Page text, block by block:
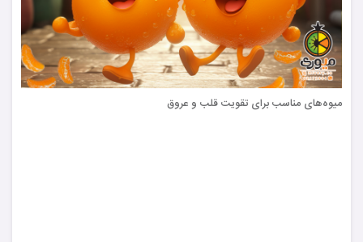
میوه‌های مناسب برای تقویت قلب و عروق